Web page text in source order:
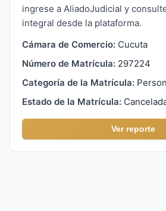
ingrese a AliadoJudicial y
integral desde la plataforma.
Cámara de Comercio: Cucuta
Número de Matrícula: 297224
Categoría de la Matrícula:
Estado de la Matrícula:
Ver reporte